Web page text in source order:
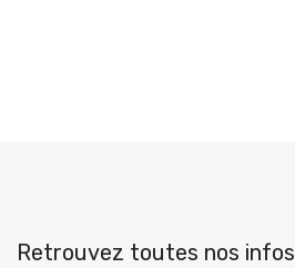
Retrouvez toutes nos infos